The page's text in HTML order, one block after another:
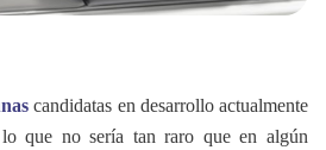
candidatas en desarrollo actualmente
que no sería tan raro que en algún